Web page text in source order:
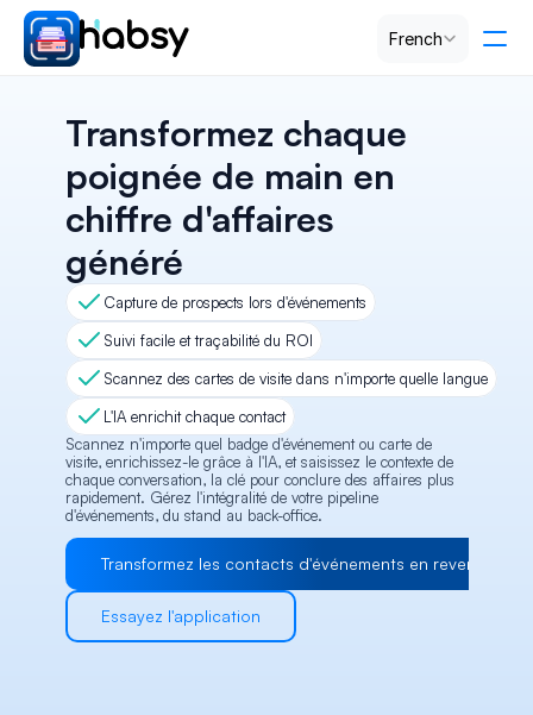
French
PRODUCT
Design
Content
Publish
RESOURCES
Careers
Transformez chaque
poignée de main en
chiffre d'affaires
généré
Capture de prospects lors d'événements
Suivi facile et traçabilité du ROI
Scannez des cartes de visite dans n'importe quelle langue
L'IA enrichit chaque contact
Scannez n'importe quel badge d'événement ou carte de
visite, enrichissez-le grâce à l'IA, et saisissez le contexte de
chaque conversation, la clé pour conclure des affaires plus
rapidement. Gérez l'intégralité de votre pipeline
d'événements, du stand au back-office.
Transformez les contacts d'événements en revenus
Essayez l'application